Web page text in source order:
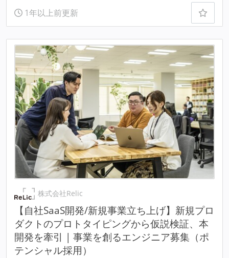
1年以上前更新
株式会社Relic
【自社SaaS開発/新規事業立ち上げ】新規プロ
ダクトのプロトタイピングから仮説検証、本
開発を牽引 | 事業を創るエンジニア募集（ポ
テンシャル採用）